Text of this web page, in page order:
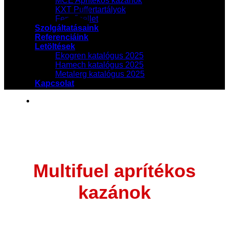
KXT Puffertartályok
Fenyőpellet
Szolgáltatásaink
Referenciáink
Letöltések
Ekogren katalógus 2025
Hamech katalógus 2025
Metalerg katalógus 2025
Kapcsolat
Multifuel aprítékos
kazánok